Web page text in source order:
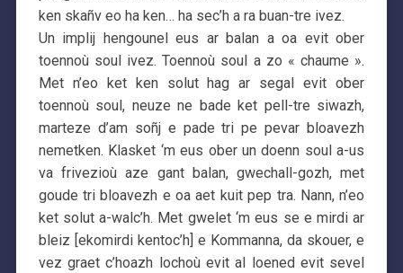
ken skañv eo ha ken… ha sec’h a ra buan-tre ivez.
Un implij hengounel eus ar balan a oa evit ober
toennoù soul ivez. Toennoù soul a zo « chaume ».
Met n’eo ket ken solut hag ar segal evit ober
toennoù soul, neuze ne bade ket pell-tre siwazh,
marteze d’am soñj e pade tri pe pevar bloavezh
nemetken. Klasket ‘m eus ober un doenn soul a-us
va frivezioù aze gant balan, gwechall-gozh, met
goude tri bloavezh e oa aet kuit pep tra. Nann, n’eo
ket solut a-walc’h. Met gwelet ‘m eus se e mirdi ar
bleiz [ekomirdi kentoc’h] e Kommanna, da skouer, e
vez graet c’hoazh lochoù evit al loened evit sevel